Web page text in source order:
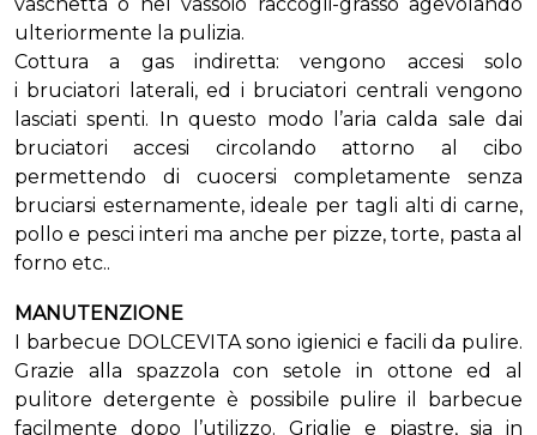
ulteriormente la pulizia.
Cottura a gas indiretta: vengono accesi solo
i bruciatori laterali, ed i bruciatori centrali vengono
lasciati spenti. In questo modo l’aria calda sale dai
bruciatori accesi circolando attorno al cibo
permettendo di cuocersi completamente senza
bruciarsi esternamente, ideale per tagli alti di carne,
pollo e pesci interi ma anche per pizze, torte, pasta al
forno etc..
MANUTENZIONE
I barbecue DOLCEVITA sono igienici e facili da pulire.
Grazie alla spazzola con setole in ottone ed al
pulitore detergente è possibile pulire il barbecue
facilmente dopo l’utilizzo. Griglie e piastre, sia in